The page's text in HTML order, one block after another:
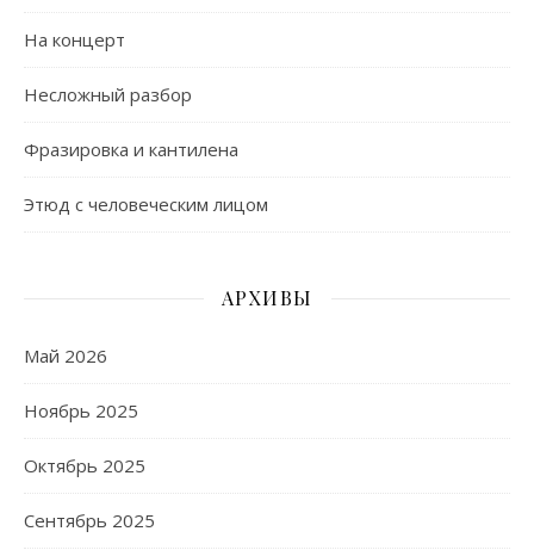
На концерт
Несложный разбор
Фразировка и кантилена
Этюд с человеческим лицом
АРХИВЫ
Май 2026
Ноябрь 2025
Октябрь 2025
Сентябрь 2025